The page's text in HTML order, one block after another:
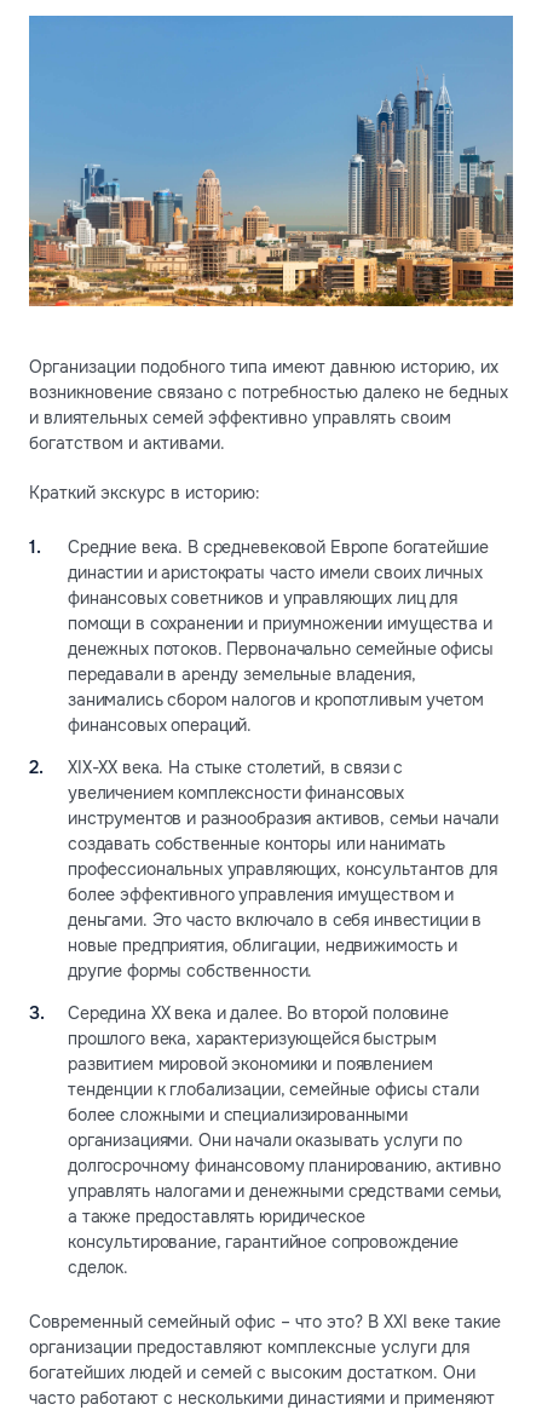
Организации подобного типа имеют давнюю историю, их
возникновение связано с потребностью далеко не бедных
и влиятельных семей эффективно управлять своим
богатством и активами.
Краткий экскурс в историю:
Средние века. В средневековой Европе богатейшие
династии и аристократы часто имели своих личных
финансовых советников и управляющих лиц для
помощи в сохранении и приумножении имущества и
денежных потоков. Первоначально семейные офисы
передавали в аренду земельные владения,
занимались сбором налогов и кропотливым учетом
финансовых операций.
XIX-XX века. На стыке столетий, в связи с
увеличением комплексности финансовых
инструментов и разнообразия активов, семьи начали
создавать собственные конторы или нанимать
профессиональных управляющих, консультантов для
более эффективного управления имуществом и
деньгами. Это часто включало в себя инвестиции в
новые предприятия, облигации, недвижимость и
другие формы собственности.
Середина XX века и далее. Во второй половине
прошлого века, характеризующейся быстрым
развитием мировой экономики и появлением
тенденции к глобализации, семейные офисы стали
более сложными и специализированными
организациями. Они начали оказывать услуги по
долгосрочному финансовому планированию, активно
управлять налогами и денежными средствами семьи,
а также предоставлять юридическое
консультирование, гарантийное сопровождение
сделок.
Современный семейный офис – что это? В ХХI веке такие
организации предоставляют комплексные услуги для
богатейших людей и семей с высоким достатком. Они
часто работают с несколькими династиями и применяют